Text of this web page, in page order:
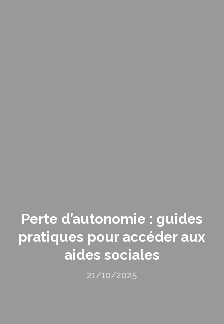
Perte d’autonomie : guides
pratiques pour accéder aux
aides sociales
21/10/2025